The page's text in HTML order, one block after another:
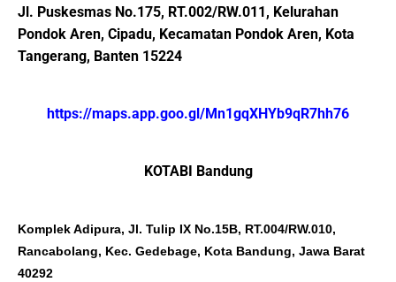
Jl. Puskesmas No.175, RT.002/RW.011, Kelurahan
Pondok Aren, Cipadu, Kecamatan Pondok Aren, Kota
Tangerang, Banten 15224
https://maps.app.goo.gl/Mn1gqXHYb9qR7hh76
KOTABI Bandung
Komplek Adipura, Jl. Tulip IX No.15B, RT.004/RW.010,
Rancabolang, Kec. Gedebage, Kota Bandung, Jawa Barat
40292